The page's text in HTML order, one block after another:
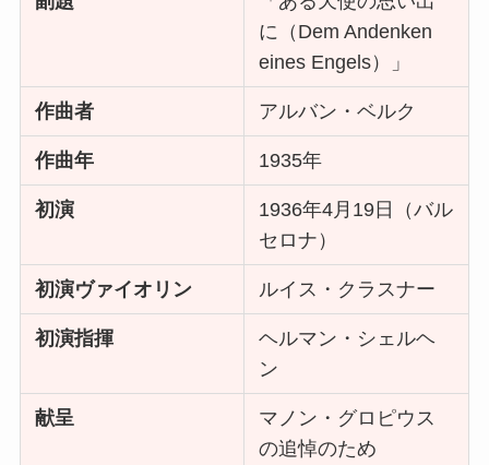
に（Dem Andenken
eines Engels）」
作曲者 アルバン・ベルク
作曲年 1935年
初演
1936年4月19日（バル
セロナ）
初演ヴァイオリン ルイス・クラスナー
初演指揮
ヘルマン・シェルヘ
ン
献呈
マノン・グロピウス
の追悼のため